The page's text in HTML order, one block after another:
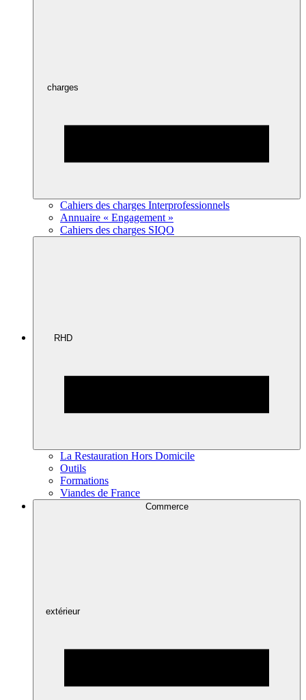
charges
Cahiers des charges Interprofessionnels
Annuaire « Engagement »
Cahiers des charges SIQO
RHD
La Restauration Hors Domicile
Outils
Formations
Viandes de France
Commerce
extérieur